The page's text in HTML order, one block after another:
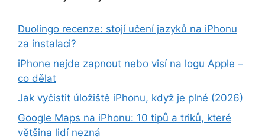
Duolingo recenze: stojí učení jazyků na iPhonu
za instalaci?
iPhone nejde zapnout nebo visí na logu Apple –
co dělat
Jak vyčistit úložiště iPhonu, když je plné (2026)
Google Maps na iPhonu: 10 tipů a triků, které
většina lidí nezná